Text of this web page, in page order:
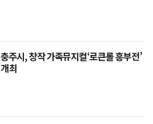
충주시, 창작 가족뮤지컬‘로큰롤 흥부전’
개최